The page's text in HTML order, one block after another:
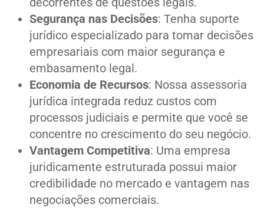
Segurança nas Decisões: Tenha suporte
jurídico especializado para tomar decisões
empresariais com maior segurança e
embasamento legal.
Economia de Recursos: Nossa assessoria
jurídica integrada reduz custos com
processos judiciais e permite que você se
concentre no crescimento do seu negócio.
Vantagem Competitiva: Uma empresa
juridicamente estruturada possui maior
credibilidade no mercado e vantagem nas
negociações comerciais.